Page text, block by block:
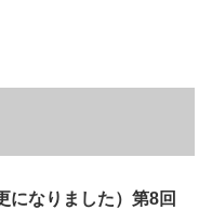
になりました）第8回